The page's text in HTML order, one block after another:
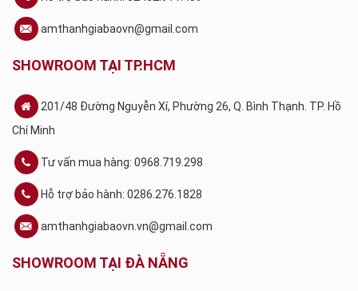
amthanhgiabaovn@gmail.com
SHOWROOM TẠI TP.HCM
201/48 Đường Nguyễn Xí, Phường 26, Q. Bình Thạnh. TP. Hồ
Chí Minh
Tư vấn mua hàng: 0968.719.298
Hỗ trợ bảo hành: 0286.276.1828
amthanhgiabaovn.vn@gmail.com
SHOWROOM TẠI ĐÀ NẴNG